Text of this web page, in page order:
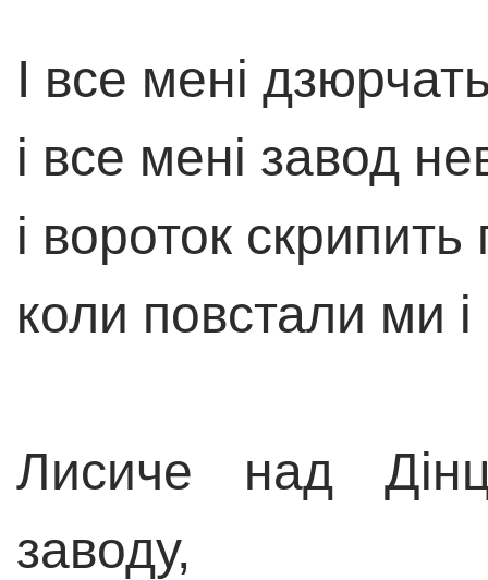
І все мені
і все мені завод
і вороток
коли повстали ми
Лисиче над
заводу,